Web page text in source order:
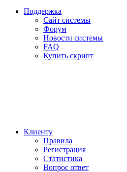
Поддержка
Сайт системы
Форум
Новости системы
FAQ
Купить скрипт
Клиенту
Правила
Регистрация
Статистика
Вопрос ответ